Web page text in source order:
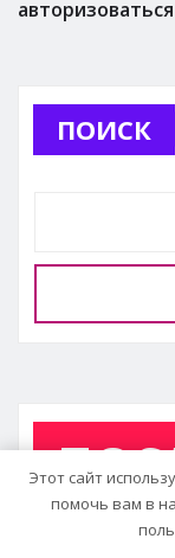
авторизоваться
ПОИСК
Этот сайт
помочь вам в